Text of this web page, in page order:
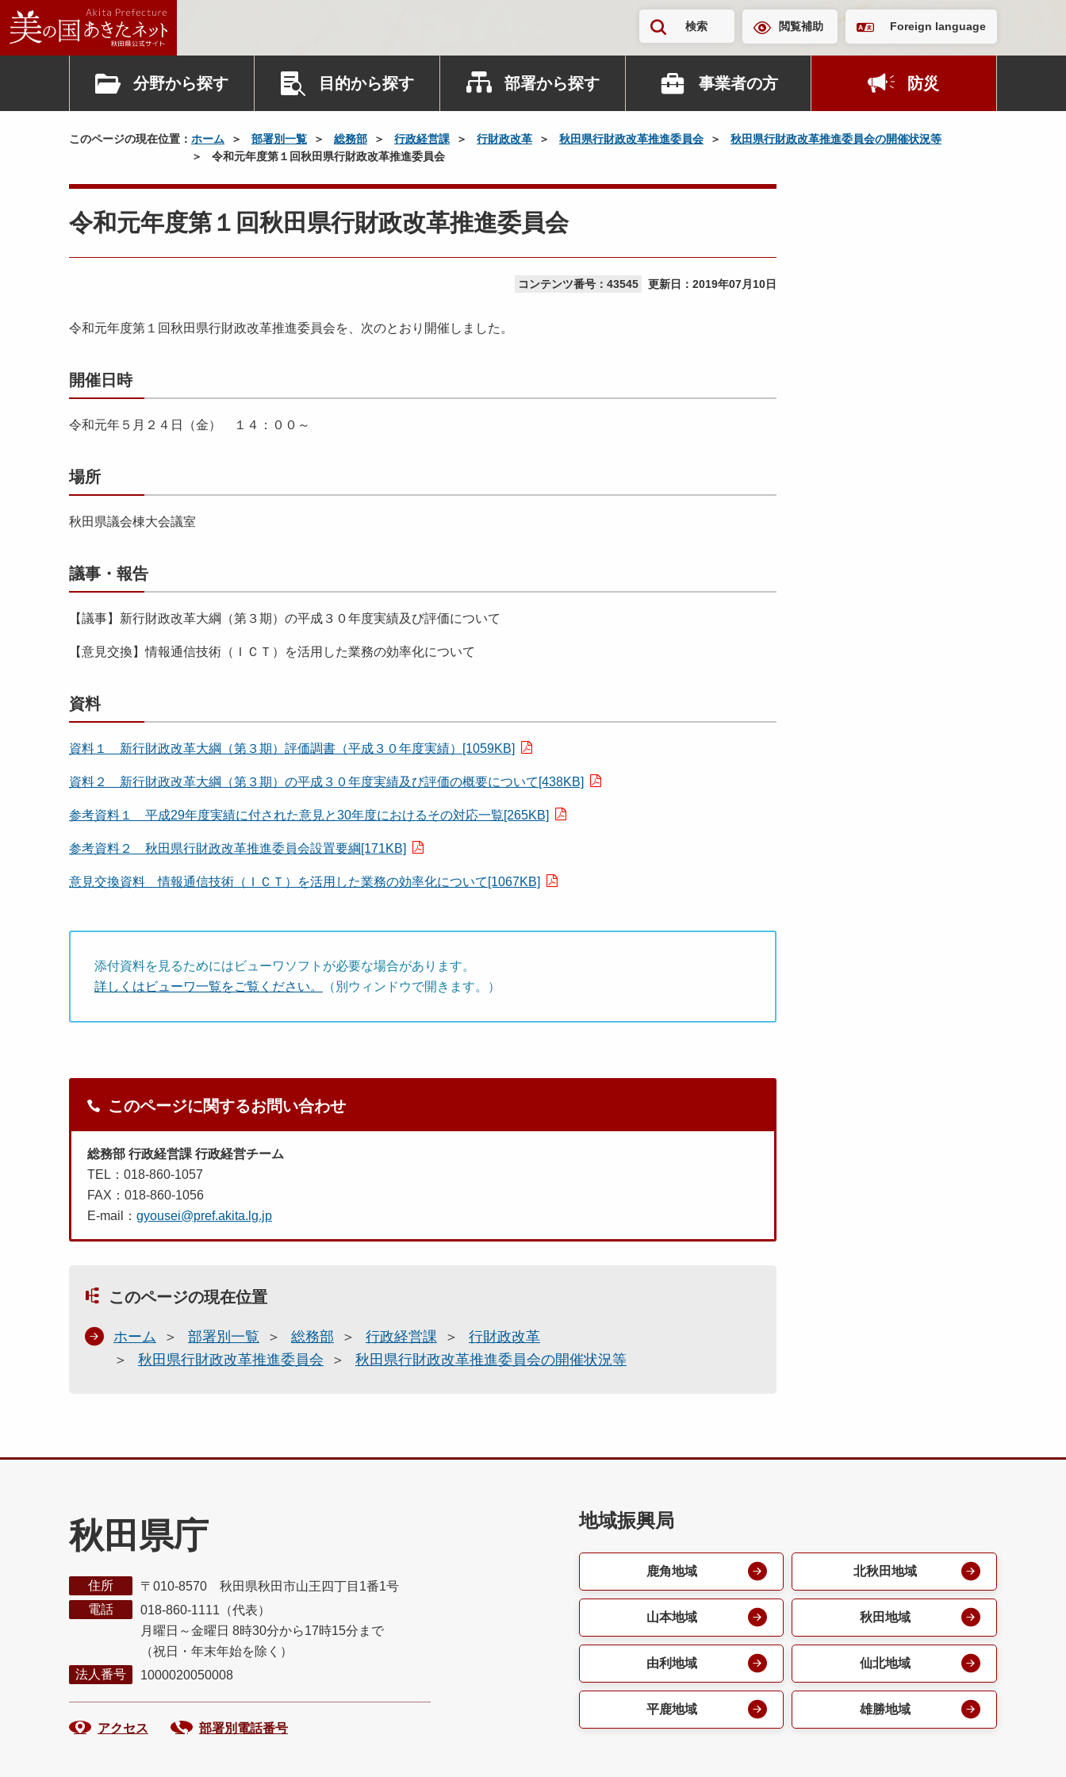
検索 閲覧補助 Foreign language
分野から探す 目的から探す 部署から探す 事業者の方 防災
このページの現在位置： ホーム 部署別一覧 総務部 行政経営課 行財政改革 秋田県行財政改革推進委員会
秋田県行財政改革推進委員会の開催状況等
令和元年度第１回秋田県行財政改革推進委員会
令和元年度第１回秋田県行財政改革推進委員会
コンテンツ番号：43545 更新日： 2019年07月10日
令和元年度第１回秋田県行財政改革推進委員会を、次のとおり開催しました。
開催日時
令和元年５月２４日（金） １４：００～
場所
秋田県議会棟大会議室
議事・報告
【議事】新行財政改革大綱（第３期）の平成３０年度実績及び評価について
【意見交換】情報通信技術（ＩＣＴ）を活用した業務の効率化について
資料
資料１ 新行財政改革大綱（第３期）評価調書（平成３０年度実績）[1059KB]
資料２ 新行財政改革大綱（第３期）の平成３０年度実績及び評価の概要について[438KB]
参考資料１ 平成29年度実績に付された意見と30年度におけるその対応一覧[265KB]
参考資料２ 秋田県行財政改革推進委員会設置要綱[171KB]
意見交換資料 情報通信技術（ＩＣＴ）を活用した業務の効率化について[1067KB]
添付資料を見るためにはビューワソフトが必要な場合があります。
詳しくはビューワ一覧をご覧ください。
（別ウィンドウで開きます。）
このページに関するお問い合わせ
総務部 行政経営課 行政経営チーム
TEL：018-860-1057
FAX：018-860-1056
E-mail： gyousei@pref.akita.lg.jp
このページの現在位置
ホーム 部署別一覧 総務部 行政経営課
行財政改革
秋田県行財政改革推進委員会
秋田県行財政改革推進委員会の開催状況等
秋田県庁
住所
〒010-8570 秋田県秋田市山王四丁目1番1号
電話
018-860-1111（代表）
月曜日～金曜日 8時30分から17時15分まで
（祝日・年末年始を除く）
法人番号
1000020050008
アクセス 部署別電話番号
地域振興局
鹿角地域 北秋田地域
山本地域 秋田地域
由利地域 仙北地域
平鹿地域 雄勝地域